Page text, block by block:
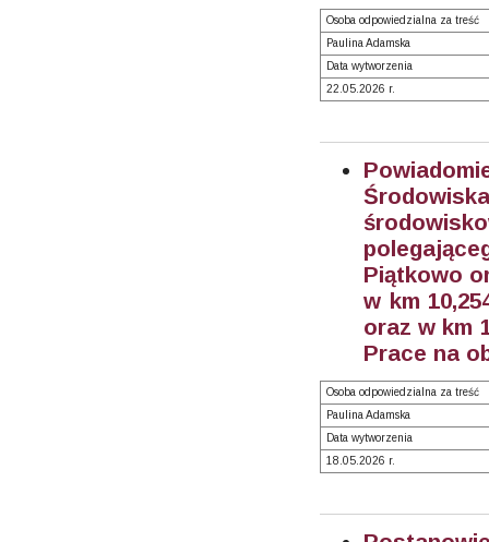
Osoba odpowiedzialna za treść
Paulina Adamska
Data wytworzenia
22.05.2026 r.
Piątkowo
w km
oraz w km
Prace na
Osoba odpowiedzialna za treść
Paulina Adamska
Data wytworzenia
18.05.2026 r.